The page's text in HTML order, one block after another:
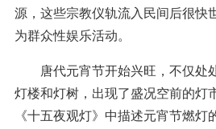
源，这些宗教仪轨流入民间后很快
为群众性娱乐活动。
唐代元宵节开始兴旺，不仅处处
灯楼和灯树，出现了盛况空前的灯
《十五夜观灯》中描述元宵节燃灯